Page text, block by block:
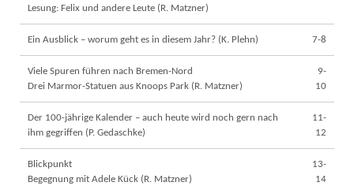
Lesung: Felix und andere Leute (R. Matzner)
Ein Ausblick – worum geht es in diesem Jahr? (K. Plehn) 7-8
Viele Spuren führen nach Bremen-Nord
Drei Marmor-Statuen aus Knoops Park (R. Matzner)
9-
10
Der 100-jährige Kalender – auch heute wird noch gern nach
ihm gegriffen (P. Gedaschke)
11-
12
Blickpunkt
Begegnung mit Adele Kück (R. Matzner)
13-
14